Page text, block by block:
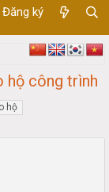
Đăng ký
hộ công trình
hộ